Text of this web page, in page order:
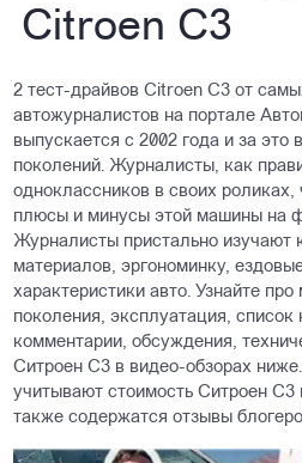
Citroen C3
2 тест-драйвов Citroen C3 от
автожурналистов на портале
выпускается с 2002 года и за
поколений. Журналисты, как
одноклассников в своих роликах,
плюсы и минусы этой машины на
Журналисты пристально изучают
материалов, эргономинку,
характеристики авто. Узнайте
поколения, эксплуатация,
комментарии, обсуждения,
Ситроен С3 в видео-обзорах
учитывают стоимость Ситроен С3
также содержатся отзывы